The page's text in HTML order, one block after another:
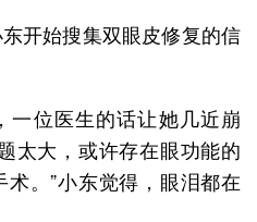
开始搜集双眼皮修复的信
一位医生的话让她几近崩
太大，或许存在眼功能的
。”小东觉得，眼泪都在